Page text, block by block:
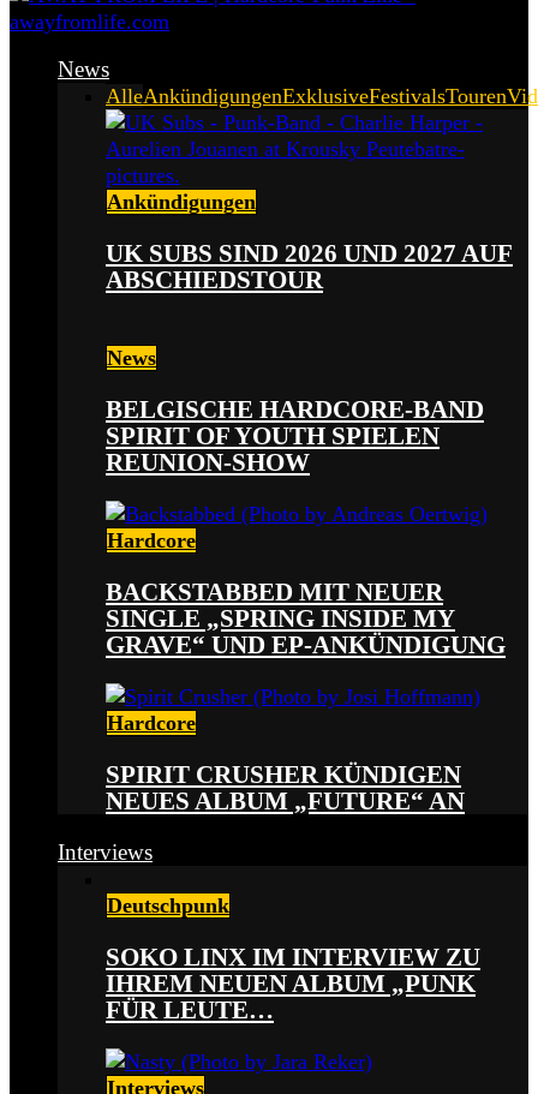
News
AlleAnkündigungenExklusiveFestivalsTouren
Ankündigungen
UK SUBS SIND 2026 UND 2027 AUF
ABSCHIEDSTOUR
News
BELGISCHE HARDCORE-BAND
SPIRIT OF YOUTH SPIELEN
REUNION-SHOW
Hardcore
BACKSTABBED MIT NEUER
SINGLE „SPRING INSIDE MY
GRAVE“ UND EP-ANKÜNDIGUNG
Hardcore
SPIRIT CRUSHER KÜNDIGEN
NEUES ALBUM „FUTURE“ AN
Interviews
Deutschpunk
SOKO LINX IM INTERVIEW ZU
IHREM NEUEN ALBUM „PUNK
FÜR LEUTE…
Interviews